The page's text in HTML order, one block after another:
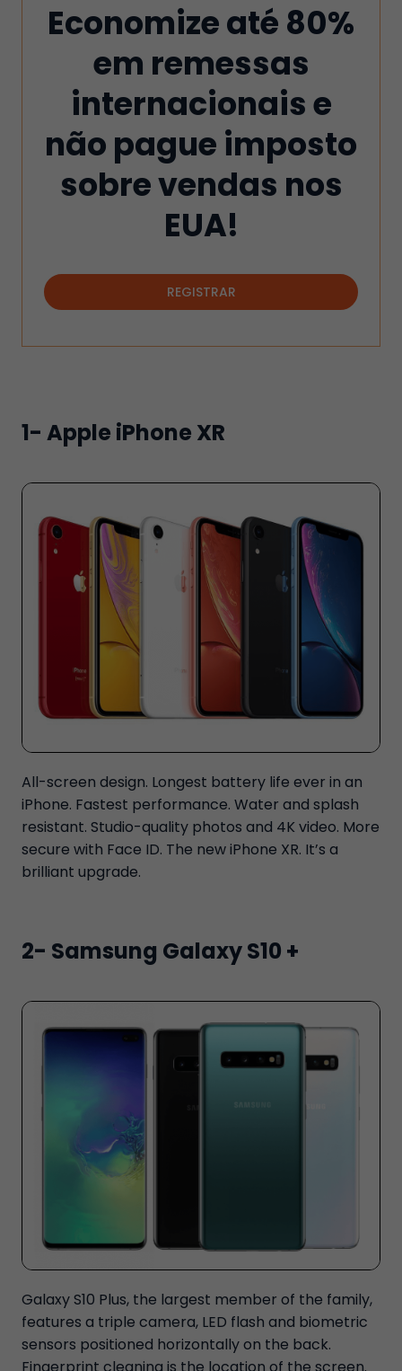
Economize até 80%
em remessas
internacionais e
não pague imposto
sobre vendas nos
EUA!
REGISTRAR
1- Apple iPhone XR
All-screen design. Longest battery life ever in an
iPhone. Fastest performance. Water and splash
resistant. Studio-quality photos and 4K video. More
secure with Face ID. The new iPhone XR. It’s a
brilliant upgrade.
2- Samsung Galaxy S10 +
Galaxy S10 Plus, the largest member of the family,
features a triple camera, LED flash and biometric
sensors positioned horizontally on the back.